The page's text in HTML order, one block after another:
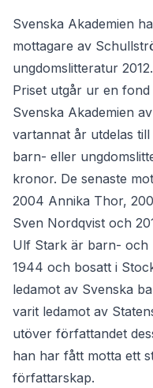
Svenska Akademien
mottagare av
ungdomslitteratur 2012.
Priset utgår ur en
Svenska Akademien
vartannat år utdelas
barn- eller
kronor. De senaste
2004 Annika Thor,
Sven Nordqvist och
Ulf Stark är barn- och
1944 och bosatt i
ledamot av Svenska
varit ledamot av
utöver författandet
han har fått motta ett
författarskap.